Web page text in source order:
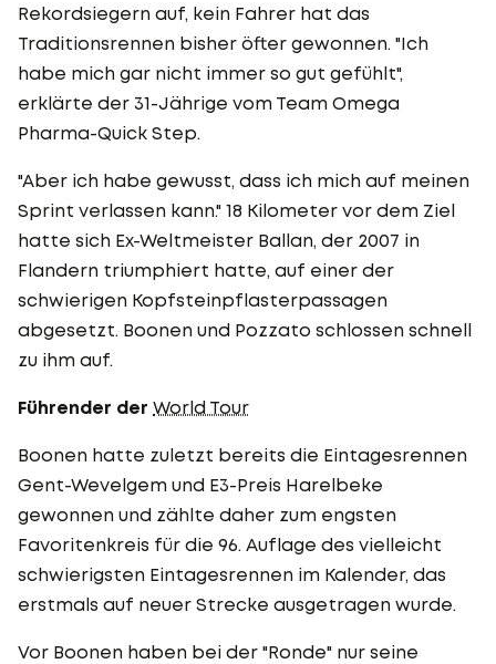
Rekordsiegern auf, kein Fahrer hat das
Traditionsrennen bisher öfter gewonnen. "Ich
habe mich gar nicht immer so gut gefühlt",
erklärte der 31-Jährige vom Team Omega
Pharma-Quick Step.
"Aber ich habe gewusst, dass ich mich auf meinen
Sprint verlassen kann." 18 Kilometer vor dem Ziel
hatte sich Ex-Weltmeister Ballan, der 2007 in
Flandern triumphiert hatte, auf einer der
schwierigen Kopfsteinpflasterpassagen
abgesetzt. Boonen und Pozzato schlossen schnell
zu ihm auf.
Führender der World Tour
Boonen hatte zuletzt bereits die Eintagesrennen
Gent-Wevelgem und E3-Preis Harelbeke
gewonnen und zählte daher zum engsten
Favoritenkreis für die 96. Auflage des vielleicht
schwierigsten Eintagesrennen im Kalender, das
erstmals auf neuer Strecke ausgetragen wurde.
Vor Boonen haben bei der "Ronde" nur seine